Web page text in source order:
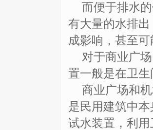
而便于排水
有大量的水排
成影响，甚至
对于商业广
置一般是在卫
商业广场和
是民用建筑中
试水装置，利